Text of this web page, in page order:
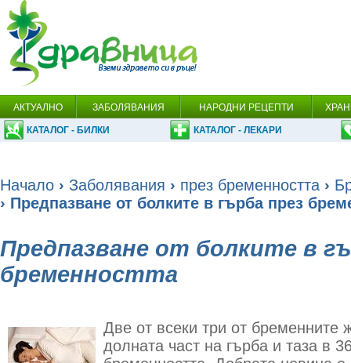
АКТУАЛНО ЗАБОЛЯВАНИЯ НАРОДНИ РЕЦЕПТИ
КАТАЛОГ - БИЛКИ КАТАЛОГ - ЛЕКАРИ
Начало › Заболявания › през бременността ›
› Предпазване от болките в гърба през
Предпазване от болките в
бременността
Две от всеки три от бременните
долната част на гърба и таза в